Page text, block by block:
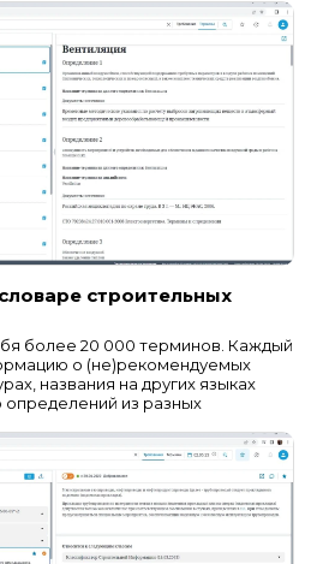
строительных
более 20 000 терминов. Каждый
о (не)рекомендуемых
названия на других языках
определений из разных